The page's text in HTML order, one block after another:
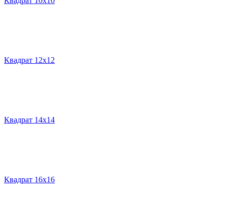
Квадрат 12х12
Квадрат 14х14
Квадрат 16х16